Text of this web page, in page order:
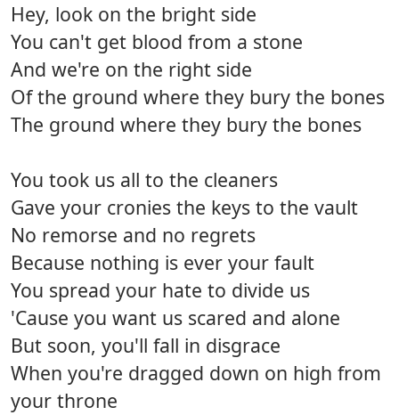
Hey, look on the bright side
You can't get blood from a stone
And we're on the right side
Of the ground where they bury the bones
The ground where they bury the bones
You took us all to the cleaners
Gave your cronies the keys to the vault
No remorse and no regrets
Because nothing is ever your fault
You spread your hate to divide us
'Cause you want us scared and alone
But soon, you'll fall in disgrace
When you're dragged down on high from
your throne